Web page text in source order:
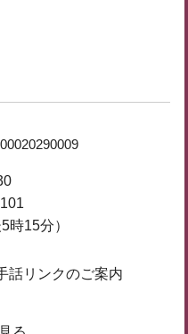
時15分）
話リンクのご案内